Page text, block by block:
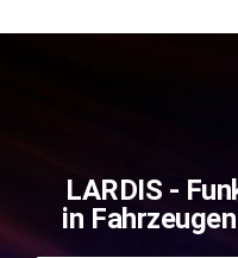
LARDIS -
in